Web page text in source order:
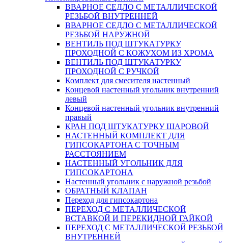
ВВАРНОЕ СЕДЛО С МЕТАЛЛИЧЕСКОЙ
РЕЗЬБОЙ ВНУТРЕННЕЙ
ВВАРНОЕ СЕДЛО С МЕТАЛЛИЧЕСКОЙ
РЕЗЬБОЙ НАРУЖНОЙ
ВЕНТИЛЬ ПОД ШТУКАТУРКУ
ПРОХОДНОЙ С КОЖУХОМ ИЗ ХРОМА
ВЕНТИЛЬ ПОД ШТУКАТУРКУ
ПРОХОДНОЙ С РУЧКОЙ
Комплект для смесителя настенный
Концевой настенный угольник внутренний
левый
Концевой настенный угольник внутренний
правый
КРАН ПОД ШТУКАТУРКУ ШАРОВОЙ
НАСТЕННЫЙ КОМПЛЕКТ ДЛЯ
ГИПСОКАРТОНA С ТОЧНЫМ
РАССТОЯНИЕМ
НАСТЕННЫЙ УГОЛЬНИК ДЛЯ
ГИПСОКАРТОНА
Настенный угольник с наружной резьбой
ОБРАТНЫЙ КЛАПАН
Переход для гипсокартона
ПЕРЕХОД С МЕТАЛЛИЧЕСКОЙ
ВСТАВКОЙ И ПЕРЕКИДНОЙ ГАЙКОЙ
ПЕРЕХОД С МЕТАЛЛИЧЕСКОЙ РЕЗЬБОЙ
ВНУТРЕННЕЙ